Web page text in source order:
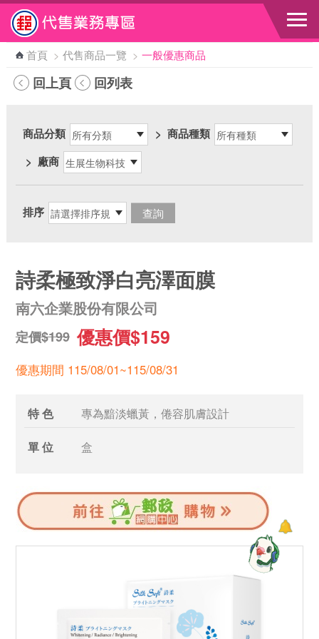
跳到主要內容區塊
首頁 > 代售商品一覽 > 一般優惠商品
回上頁 回列表
商品分類 > 商品種類
> 廠商
排序
詩柔極致淨白亮澤面膜
南六企業股份有限公司
定價$199 優惠價$159
優惠期間 115/08/01~115/08/31
特 色 專為黯淡蠟黃，倦容肌膚設計
單 位 盒